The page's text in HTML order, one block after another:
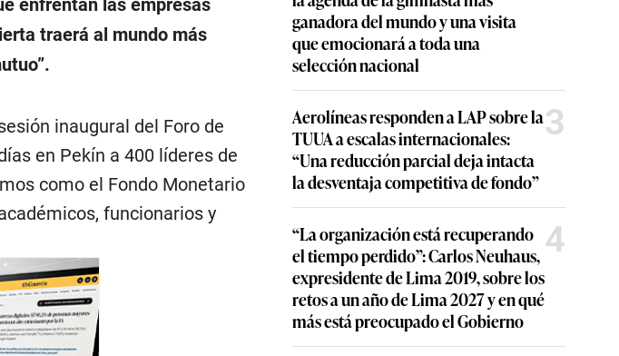
traerá al mundo más
inaugural del Foro de
en Pekín a 400 líderes de
como el Fondo Monetario
funcionarios y
ganadora del mundo y una visita
que emocionará a toda una
selección nacional
Aerolíneas responden a LAP sobre la
TUUA a escalas internacionales:
“Una reducción parcial deja intacta
la desventaja competitiva de fondo”
3
“La organización está recuperando
el tiempo perdido”: Carlos Neuhaus,
expresidente de Lima 2019, sobre los
retos a un año de Lima 2027 y en qué
más está preocupado el Gobierno
4